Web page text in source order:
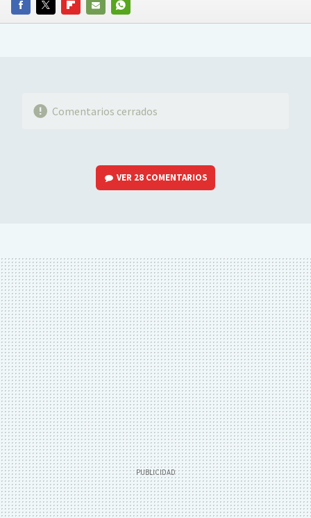
FACEBOOKTWITTERFLIPBOARD
E-
WHATSAPP
Comentarios cerrados
VER 28 COMENTARIOS